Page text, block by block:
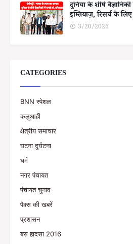
दुनिया के शीर्ष
इम्तियाज़, रिसर्च के
3/20/2026
CATEGORIES
BNN स्पेशल
कलुआही
क्षेत्रीय समाचार
घटना दुर्घटना
धर्म
नगर पंचायत
पंचायत चुनाव
पैक्स की खबरें
प्रशासन
बस हादसा 2016